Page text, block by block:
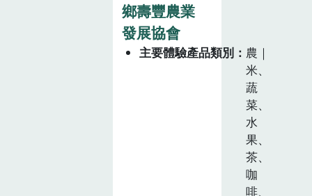
鄉壽豐農業
發展協會
主要體驗產品類別
農｜
米、
蔬
菜、
水
果、
茶、
咖
啡、